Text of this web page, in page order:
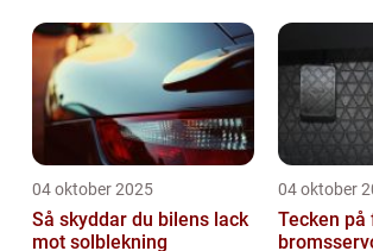
04 oktober 2025
Så skyddar du bilens lack
mot solblekning
04 oktober
Tecken på